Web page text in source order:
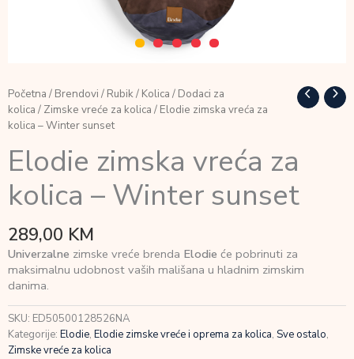
Početna / Brendovi / Rubik/ Kolica / Dodaci za
kolica / Zimske vreće za kolica / Elodie zimska vreća za
kolica – Winter sunset
Elodie zimska vreća za
kolica – Winter sunset
289,00 KM
Univerzalne zimske vreće brenda Elodie će pobrinuti za
maksimalnu udobnost vaših mališana u hladnim zimskim
danima.
SKU: ED50500128526NA
Kategorije: Elodie, Elodie zimske vreće i oprema za kolica, Sve ostalo,
Zimske vreće za kolica